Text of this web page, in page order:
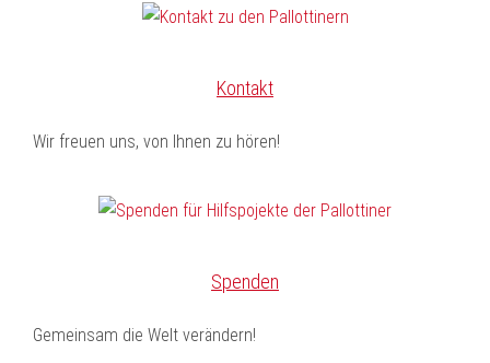
Kontakt
Wir freuen uns, von Ihnen zu hören!
Spenden
Gemeinsam die Welt verändern!